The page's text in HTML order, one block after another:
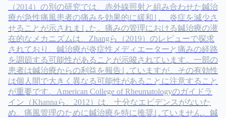
（2014）の別の研究では、赤外線照射と組み合わせた鍼治
療が急性痛風患者の痛みを効果的に緩和し、炎症を減少さ
せることが示されました。痛みの管理における鍼治療の潜
在的なメカニズムは、Zhangら（2019）のレビューで探求
されており、鍼治療が炎症性メディエーターと痛みの経路
を調節する可能性があることが示唆されています。一部の
患者は鍼治療からの利益を報告していますが、その有効性
は個人間で大きく異なる可能性があることに注意すること
が重要です。American College of Rheumatologyのガイドラ
イン（Khannaら、2012）は、十分なエビデンスがないた
め、痛風管理のために鍼治療を特に推奨していません。鍼